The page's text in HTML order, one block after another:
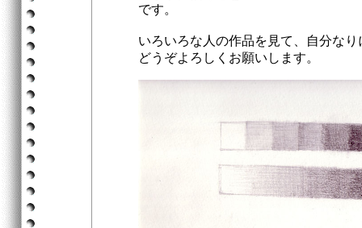
です。
いろいろな人の作品を見て、自分な
どうぞよろしくお願いします。